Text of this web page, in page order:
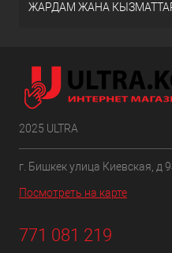
ЖАРДАМ ЖАНА
2025 ULTRA
г. Бишкек улица Киевская, д
Посмотреть на карте
771 081 219